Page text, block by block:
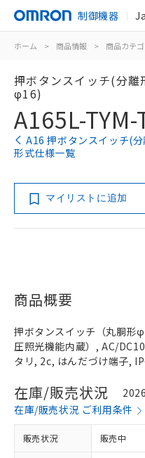
制御機器
ホーム > 商品情報 > 商品カテゴ
押ボタンスイッチ(分
φ16)
A165L-TYM-
A16 押ボタンスイッチ(
形式仕様一覧
マイリストに追加
商品概要
押ボタンスイッチ（丸胴形
圧照光機能内蔵）, AC/
タリ, 2c, はんだづけ端子,
在庫/販売状況
在庫/販売状況 ご利用条件
販売状況 販売中